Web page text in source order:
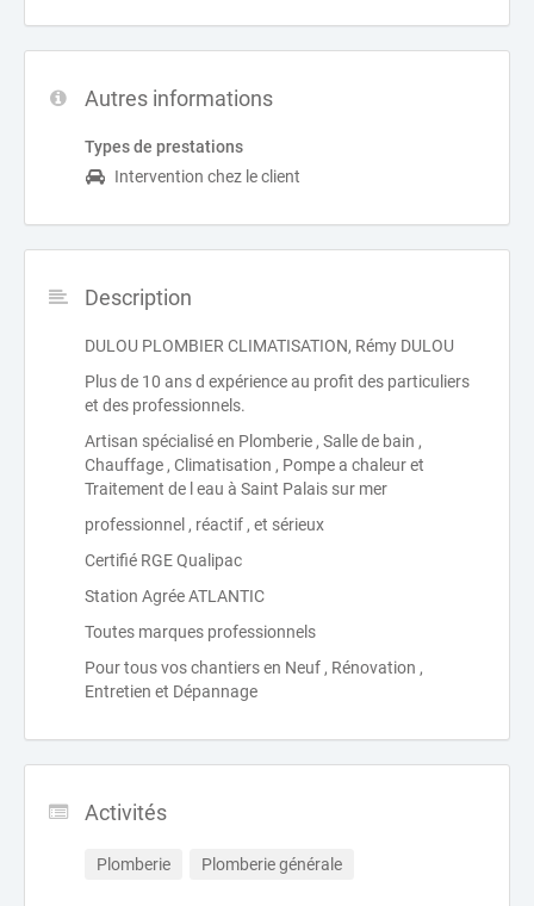
Autres informations
Types de prestations
Intervention chez le client
Description
DULOU PLOMBIER CLIMATISATION, Rémy DULOU
Plus de 10 ans d expérience au profit des particuliers
et des professionnels.
Artisan spécialisé en Plomberie , Salle de bain ,
Chauffage , Climatisation , Pompe a chaleur et
Traitement de l eau à Saint Palais sur mer
professionnel , réactif , et sérieux
Certifié RGE Qualipac
Station Agrée ATLANTIC
Toutes marques professionnels
Pour tous vos chantiers en Neuf , Rénovation ,
Entretien et Dépannage
Activités
Plomberie Plomberie générale